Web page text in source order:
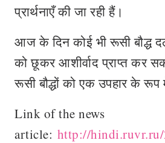
प्रार्थनाएँ की जा रही हैं।
आज के दिन कोई भी रूसी बौद्ध
को छूकर आशीर्वाद प्राप्त कर
रूसी बौद्धों को एक उपहार के
Link of the news
article: http://